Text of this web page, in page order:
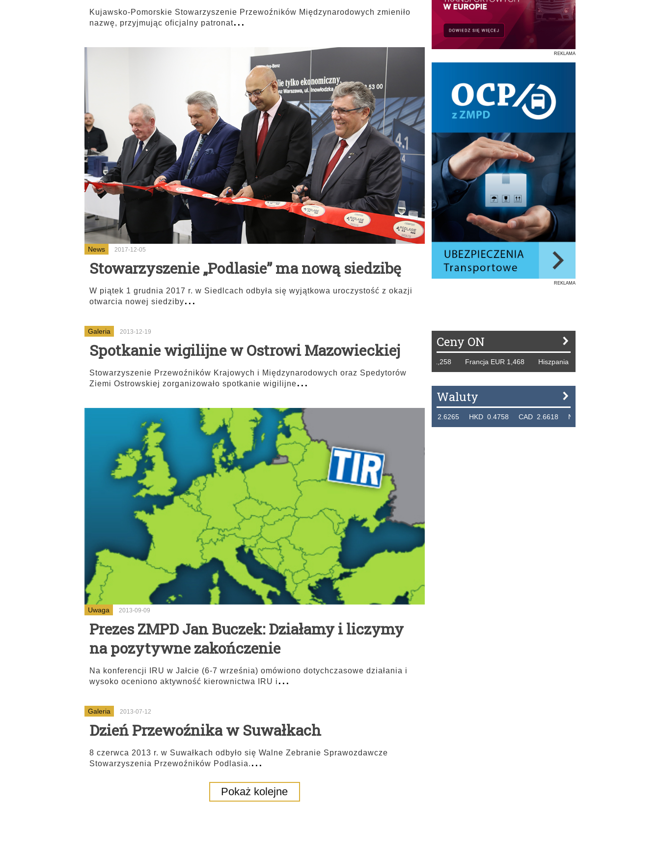
Kujawsko-Pomorskie Stowarzyszenie Przewoźników Międzynarodowych zmieniło
nazwę, przyjmując oficjalny patronat...
News 2017-12-05
Stowarzyszenie „Podlasie” ma nową siedzibę
W piątek 1 grudnia 2017 r. w Siedlcach odbyła się wyjątkowa uroczystość z okazji
otwarcia nowej siedziby...
Galeria 2013-12-19
Spotkanie wigilijne w Ostrowi Mazowieckiej
Stowarzyszenie Przewoźników Krajowych i Międzynarodowych oraz Spedytorów
Ziemi Ostrowskiej zorganizowało spotkanie wigilijne...
Uwaga 2013-09-09
Prezes ZMPD Jan Buczek: Działamy i liczymy
na pozytywne zakończenie
Na konferencji IRU w Jałcie (6-7 września) omówiono dotychczasowe działania i
wysoko oceniono aktywność kierownictwa IRU i...
Galeria 2013-07-12
Dzień Przewoźnika w Suwałkach
8 czerwca 2013 r. w Suwałkach odbyło się Walne Zebranie Sprawozdawcze
Stowarzyszenia Przewoźników Podlasia. ...
Pokaż kolejne
REKLAMA
REKLAMA
Ceny ON
Tydzień 42/2019 r. Niemcy EUR 1,258 Francja EUR 1,468 Hiszpania EUR 1,229 WB GBP 1,318
Waluty
THB 0.1129 USD 3.7324 AUD 2.6265 HKD 0.4758 CAD 2.6618 NZD 2.1914 SGD 2.9123